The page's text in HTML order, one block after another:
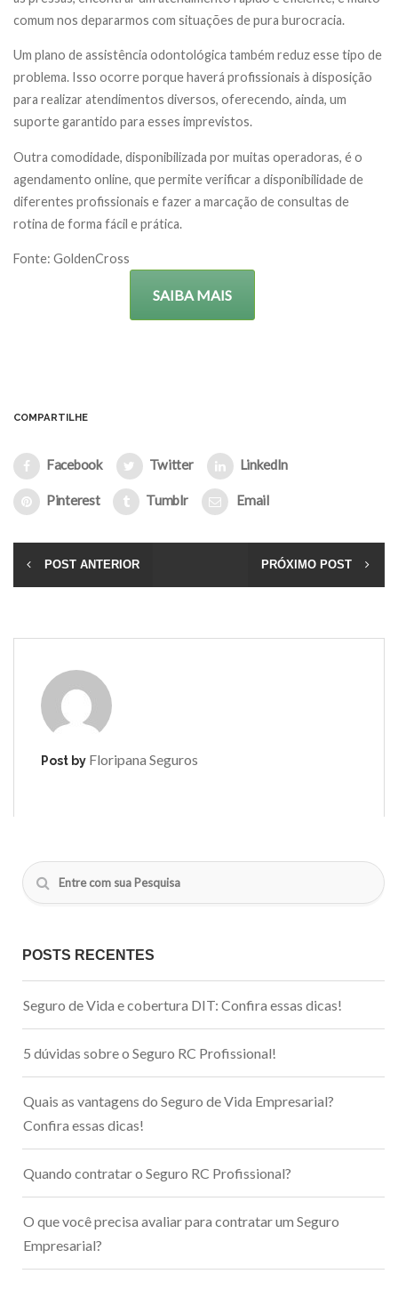
comum nos depararmos com situações de pura burocracia.
Um plano de assistência odontológica também reduz esse tipo de
problema. Isso ocorre porque haverá profissionais à disposição
para realizar atendimentos diversos, oferecendo, ainda, um
suporte garantido para esses imprevistos.
Outra comodidade, disponibilizada por muitas operadoras, é o
agendamento online, que permite verificar a disponibilidade de
diferentes profissionais e fazer a marcação de consultas de
rotina de forma fácil e prática.
Fonte: GoldenCross
SAIBA MAIS
COMPARTILHE
Facebook Twitter LinkedIn
Pinterest Tumblr Email
POST ANTERIOR PRÓXIMO POST
Post by Floripana Seguros
POSTS RECENTES
Seguro de Vida e cobertura DIT: Confira essas dicas!
5 dúvidas sobre o Seguro RC Profissional!
Quais as vantagens do Seguro de Vida Empresarial?
Confira essas dicas!
Quando contratar o Seguro RC Profissional?
O que você precisa avaliar para contratar um Seguro
Empresarial?